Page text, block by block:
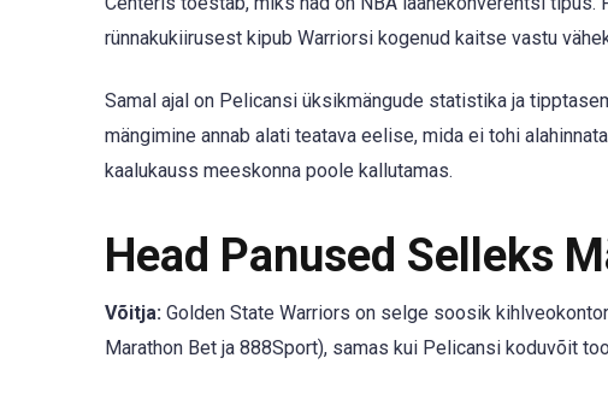
rünnakukiirusest kipub Warriorsi kogenud kaitse vastu
Samal ajal on Pelicansi üksikmängude statistika ja
mängimine annab alati teatava eelise, mida ei tohi
kaalukauss meeskonna poole kallutamas.
Head Panused Selleks
Võitja: Golden State Warriors on selge soosik
Marathon Bet ja 888Sport), samas kui Pelicansi koduvõit